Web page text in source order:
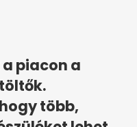
piacon a
több,